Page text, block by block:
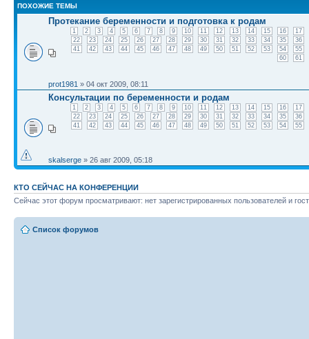
ПОХОЖИЕ ТЕМЫ
Протекание беременности и подготовка к родам
1 2 3 4 5 6 7 8 9 10 11 12 13 14 15 16
17
22
23 24 25 26 27 28 29 30 31 32 33 34 35
36
41
42 43 44 45 46 47 48 49 50 51 52 53 54
55
60
61
prot1981 » 04 окт 2009, 08:11
Консультации по беременности и родам
1 2 3 4 5 6 7 8 9 10 11 12 13 14 15 16
17
22
23 24 25 26 27 28 29 30 31 32 33 34 35
36
41
42 43 44 45 46 47 48 49 50 51 52 53 54 55
skalserge » 26 авг 2009, 05:18
КТО СЕЙЧАС НА КОНФЕРЕНЦИИ
Сейчас этот форум просматривают: нет зарегистрированных пользователей и
Список форумов